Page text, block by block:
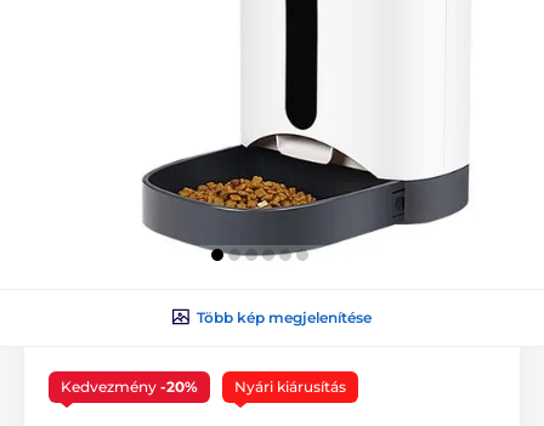
Több kép megjelenítése
Kedvezmény -20% Nyári kiárusítás